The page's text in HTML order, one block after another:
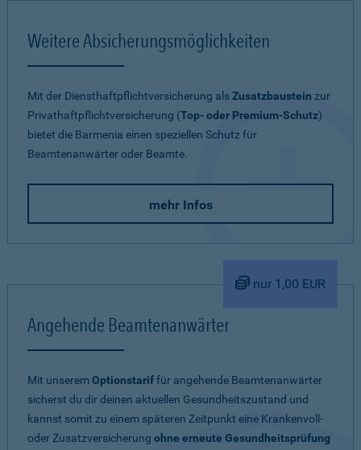
Weitere Absicherungsmöglichkeiten
Mit der Diensthaftpflichtversicherung alsZusatzbaustein zur
Privathaftpflichtversicherung (Top- oder Premium-Schutz)
bietet die Barmenia einen speziellen Schutz für
Beamtenanwärter oder Beamte.
mehr Infos
nur 1,00 EUR
Angehende Beamtenanwärter
Mit unseremOptionstariffür angehende Beamtenanwärter
sicherst du dir deinen aktuellen Gesundheitszustand und
kannst somit zu einem späteren Zeitpunkt eine Krankenvoll-
oder Zusatzversicherung ohne erneute Gesundheitsprüfung